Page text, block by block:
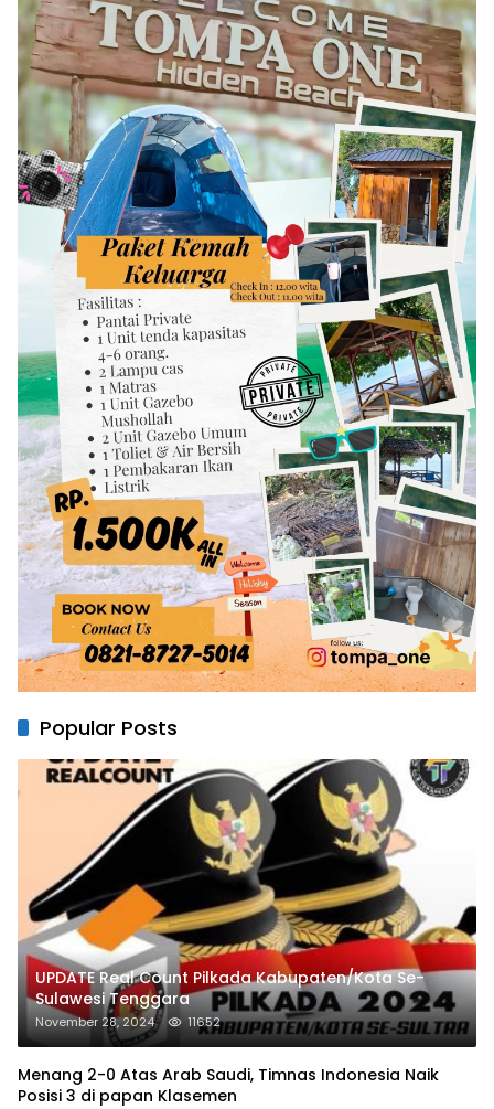
Popular Posts
UPDATE Real Count Pilkada Kabupaten/Kota Se-
Sulawesi Tenggara
November 28, 2024 11652
Menang 2-0 Atas Arab Saudi, Timnas Indonesia Naik
Posisi 3 di papan Klasemen